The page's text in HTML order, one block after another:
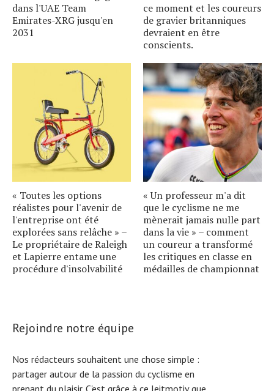
dans l'UAE Team
Emirates-XRG jusqu'en
2031
ce moment et les coureurs
de gravier britanniques
devraient en être
conscients.
« Toutes les options
réalistes pour l'avenir de
l'entreprise ont été
explorées sans relâche » –
Le propriétaire de Raleigh
et Lapierre entame une
procédure d'insolvabilité
« Un professeur m'a dit
que le cyclisme ne me
mènerait jamais nulle part
dans la vie » – comment
un coureur a transformé
les critiques en classe en
médailles de championnat
Rejoindre notre équipe
Nos rédacteurs souhaitent une chose simple :
partager autour de la passion du cyclisme en